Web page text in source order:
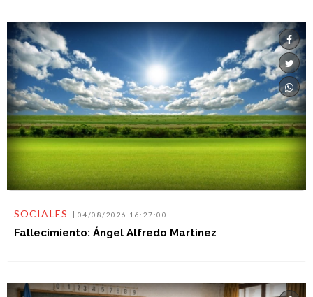
SOCIALES 04/08/2026 16:27:00
Fallecimiento: Ángel Alfredo Martìnez